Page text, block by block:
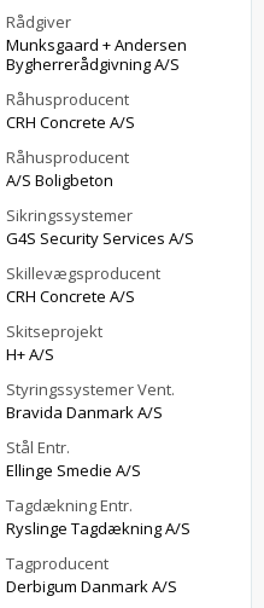
Rådgiver
Munksgaard + Andersen
Bygherrerådgivning A/S
Råhusproducent
CRH Concrete A/S
Råhusproducent
A/S Boligbeton
Sikringssystemer
G4S Security Services A/S
Skillevægsproducent
CRH Concrete A/S
Skitseprojekt
H+ A/S
Styringssystemer Vent.
Bravida Danmark A/S
Stål Entr.
Ellinge Smedie A/S
Tagdækning Entr.
Ryslinge Tagdækning A/S
Tagproducent
Derbigum Danmark A/S